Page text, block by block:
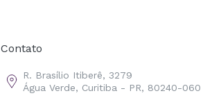
Contato
R. Brasílio Itiberê, 3279
Água Verde, Curitiba - PR, 80240-060